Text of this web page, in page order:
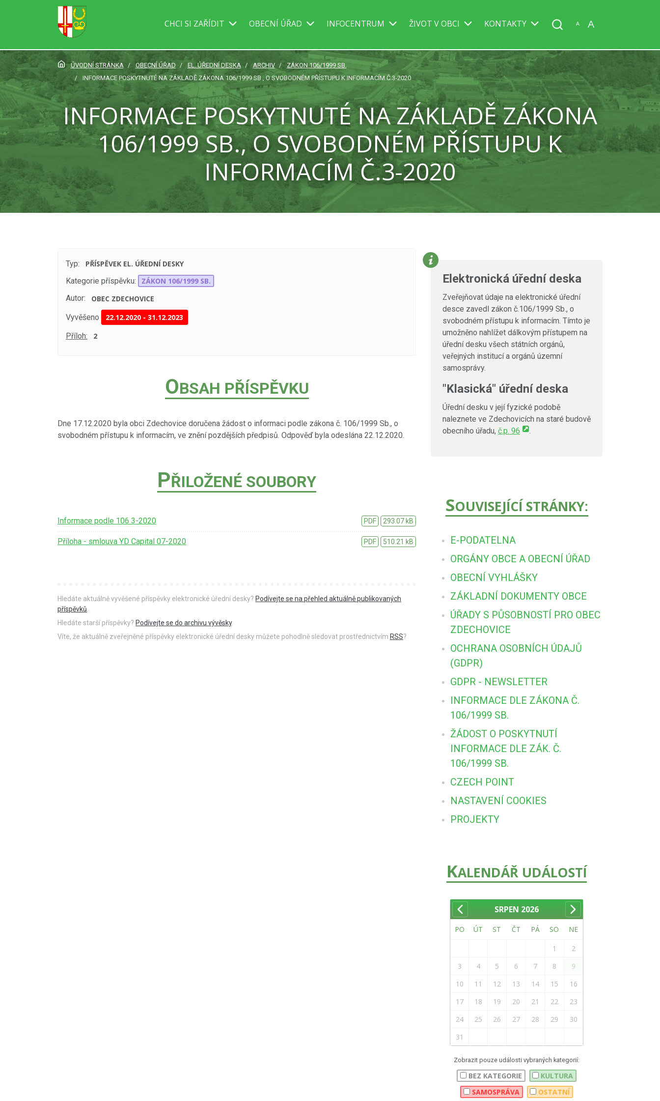
CHCI SI ZAŘÍDIT OBECNÍ ÚŘAD INFOCENTRUM ŽIVOT V OBCI KONTAKTY A A
ÚVODNÍ STRÁNKA OBECNÍ ÚŘAD EL. ÚŘEDNÍ DESKA ARCHIV
ZÁKON 106/1999 SB.
INFORMACE POSKYTNUTÉ NA ZÁKLADĚ ZÁKONA 106/1999 SB., O SVOBODNÉM PŘÍSTUPU K INFORMACÍM Č.3-2020
INFORMACE POSKYTNUTÉ NA ZÁKLADĚ ZÁKONA
106/1999 SB., O SVOBODNÉM PŘÍSTUPU K
INFORMACÍM Č.3-2020
Typ:
PŘÍSPĚVEK EL. ÚŘEDNÍ DESKY
Kategorie příspěvku:
ZÁKON 106/1999 SB.
Autor:
OBEC ZDECHOVICE
Vyvěšeno 22.12.2020 -31.12.2023
Příloh: 2
OBSAH PŘÍSPĚVKU
Dne 17.12.2020 byla obci Zdechovice doručena žádost o informaci podle zákona č. 106/1999 Sb., o
svobodném přístupu k informacím, ve znění pozdějších předpisů. Odpověď byla odeslána 22.12.2020.
PŘILOŽENÉ SOUBORY
Informace podle 106 3-2020 PDF 293.07 kB
Příloha - smlouva YD Capital 07-2020 PDF 510.21 kB
Hledáte aktuálně vyvěšené příspěvky elektronické úřední desky? Podívejte se na přehled aktuálně publikovaných
příspěvků
Hledáte starší příspěvky? Podívejte se do archivu vývěsky.
Víte, že aktuálně zveřejněné příspěvky elektronické úřední desky můžete pohodlně sledovat prostřednictvím RSS?
Elektronická úřední deska
Zveřejňovat údaje na elektronické úřední
desce zavedl zákon č.106/1999 Sb., o
svobodném přístupu k informacím. Tímto je
umožněno nahlížet dálkovým přístupem na
úřední desku všech státních orgánů,
veřejných institucí a orgánů územní
samosprávy.
"Klasická" úřední deska
Úřední desku v její fyzické podobě
naleznete ve Zdechovicích na staré budově
obecního úřadu, č.p. 96 .
SOUVISEJÍCÍ STRÁNKY:
E-PODATELNA
ORGÁNY OBCE A OBECNÍ ÚŘAD
OBECNÍ VYHLÁŠKY
ZÁKLADNÍ DOKUMENTY OBCE
ÚŘADY S PŮSOBNOSTÍ PRO OBEC
ZDECHOVICE
OCHRANA OSOBNÍCH ÚDAJŮ
(GDPR)
GDPR - NEWSLETTER
INFORMACE DLE ZÁKONA Č.
106/1999 SB.
ŽÁDOST O POSKYTNUTÍ
INFORMACE DLE ZÁK. Č.
106/1999 SB.
CZECH POINT
NASTAVENÍ COOKIES
PROJEKTY
KALENDÁŘ UDÁLOSTÍ
SRPEN 2026
PO ÚT ST ČT PÁ SO NE
1
2
3
4 5 6 7 8
9
10
11 12 13 14 15
16
17
18 19 20 21 22
23
24
25 26 27 28 29
30
31
Zobrazit pouze události vybraných kategorií:
BEZ KATEGORIE
KULTURA
SAMOSPRÁVA
OSTATNÍ